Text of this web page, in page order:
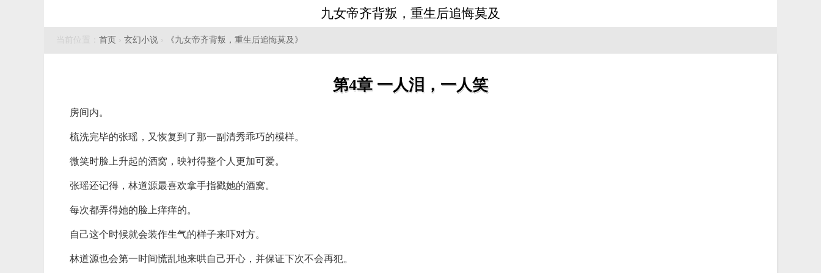
九女帝齐背叛，重生后追悔莫及
当前位置： 首页 › 玄幻小说 › 《九女帝齐背叛，重生后追悔莫及》
第4章 一人泪，一人笑
房间内。
梳洗完毕的张瑶，又恢复到了那一副清秀乖巧的模样。
微笑时脸上升起的酒窝，映衬得整个人更加可爱。
张瑶还记得，林道源最喜欢拿手指戳她的酒窝。
每次都弄得她的脸上痒痒的。
自己这个时候就会装作生气的样子来吓对方。
林道源也会第一时间慌乱地来哄自己开心，并保证下次不会再犯。